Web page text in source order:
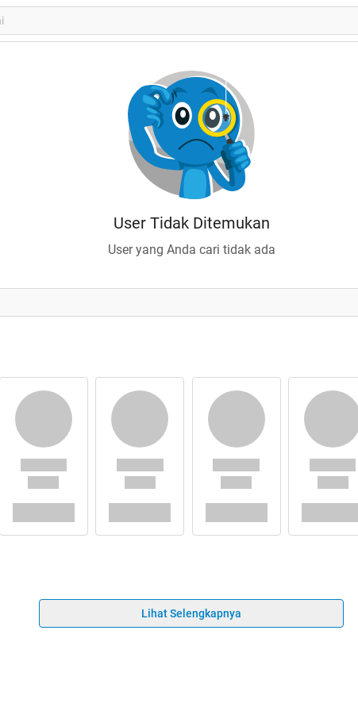
User Tidak Ditemukan
User yang Anda cari tidak ada
Lihat Selengkapnya